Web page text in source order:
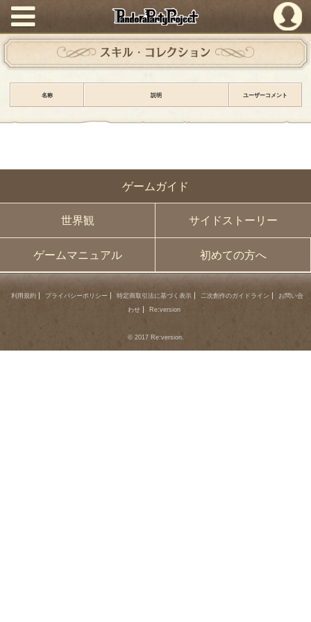
PandoraPartyProject
ゲームガイド
世界観 サイドストーリー
ゲームマニュアル 初めての方へ
スキル・コレクション
名称 説明 ユーザーコメント
利用規約 プライバシーポリシー 特定商取引法に基づく表示 二次創作のガイドライン
お問い合
わせ
Re:version
© 2017 Re:version.